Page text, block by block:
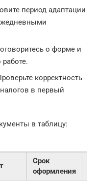
период адаптации
о форме и
корректность
в первый
в таблицу:
Срок
оформления